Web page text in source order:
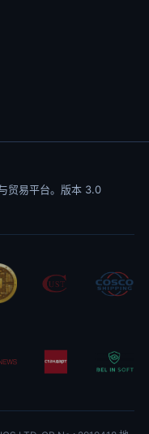
贸易平台。版本 3.0